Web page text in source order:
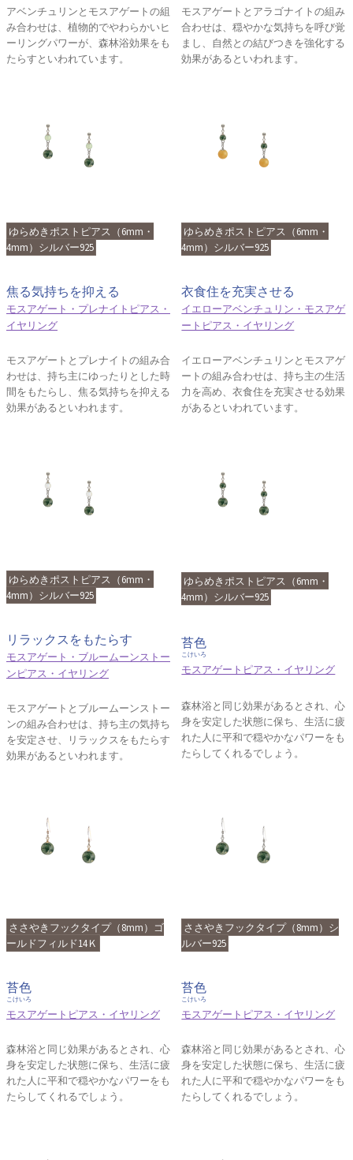
アベンチュリンとモスアゲートの組
み合わせは、植物的でやわらかいヒ
ーリングパワーが、森林浴効果をも
たらすといわれています。
モスアゲートとアラゴナイトの組み
合わせは、穏やかな気持ちを呼び覚
まし、自然との結びつきを強化する
効果があるといわれます。
ゆらめきポストピアス（6mm・
4mm）シルバー925
焦る気持ちを抑える
モスアゲート・プレナイトピアス・
イヤリング
モスアゲートとプレナイトの組み合
わせは、持ち主にゆったりとした時
間をもたらし、焦る気持ちを抑える
効果があるといわれます。
ゆらめきポストピアス（6mm・
4mm）シルバー925
衣食住を充実させる
イエローアベンチュリン・モスアゲ
ートピアス・イヤリング
イエローアベンチュリンとモスアゲ
ートの組み合わせは、持ち主の生活
力を高め、衣食住を充実させる効果
があるといわれています。
ゆらめきポストピアス（6mm・
4mm）シルバー925
リラックスをもたらす
モスアゲート・ブルームーンストー
ンピアス・イヤリング
モスアゲートとブルームーンストー
ンの組み合わせは、持ち主の気持ち
を安定させ、リラックスをもたらす
効果があるといわれます。
ゆらめきポストピアス（6mm・
4mm）シルバー925
苔色
こけいろ
モスアゲートピアス・イヤリング
森林浴と同じ効果があるとされ、心
身を安定した状態に保ち、生活に疲
れた人に平和で穏やかなパワーをも
たらしてくれるでしょう。
ささやきフックタイプ（8mm）ゴ
ールドフィルド14Ｋ
苔色
こけいろ
モスアゲートピアス・イヤリング
森林浴と同じ効果があるとされ、心
身を安定した状態に保ち、生活に疲
れた人に平和で穏やかなパワーをも
たらしてくれるでしょう。
ささやきフックタイプ（8mm）シ
ルバー925
苔色
こけいろ
モスアゲートピアス・イヤリング
森林浴と同じ効果があるとされ、心
身を安定した状態に保ち、生活に疲
れた人に平和で穏やかなパワーをも
たらしてくれるでしょう。